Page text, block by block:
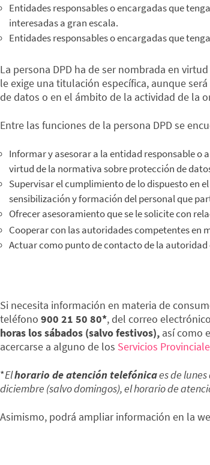
Entidades responsables o encargadas que
interesadas a gran escala.
Entidades responsables o encargadas que
La persona DPD ha de ser nombrada en
le exige una titulación específica, aunque
de datos o en el ámbito de la actividad de la
Entre las funciones de la persona DPD se
Informar y asesorar a la entidad responsable o
virtud de la normativa sobre protección de
Supervisar el cumplimiento de lo dispuesto en
sensibilización y formación del personal que
Ofrecer asesoramiento que se le solicite con
Cooperar con las autoridades competentes en
Actuar como punto de contacto de la
Si necesita información en materia de
teléfono 900 21 50 80*, del correo electrónico
horas los sábados (salvo festivos), así como
acercarse a alguno de los Servicios
*Elhorario de atención telefónicaes de
diciembre (salvo domingos), el horario de
Asimismo, podrá ampliar información en la